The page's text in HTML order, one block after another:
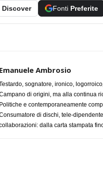
Discover Fonti Preferite
Emanuele Ambrosio
sognatore, ironico,
di origini, ma alla continua
Politiche e contemporaneamente
di dischi, tele-
dalla carta stampata